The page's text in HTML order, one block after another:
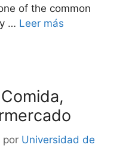
of the common
… Leer más
por Universidad de